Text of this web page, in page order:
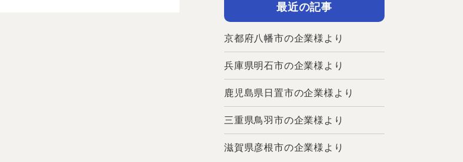
最近の記事
京都府八幡市の企業様より
兵庫県明石市の企業様より
鹿児島県日置市の企業様より
三重県鳥羽市の企業様より
滋賀県彦根市の企業様より